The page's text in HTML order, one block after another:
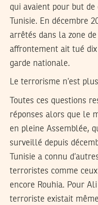
qui avaient pour but
Tunisie. En décembre
arrêtés dans la zone de
affrontement ait tué
garde nationale.
Le terrorisme n’est
Toutes ces questions
réponses alors que le
en pleine Assemblée,
surveillé depuis
Tunisie a connu
terroristes comme
encore Rouhia. Pour
terroriste existait